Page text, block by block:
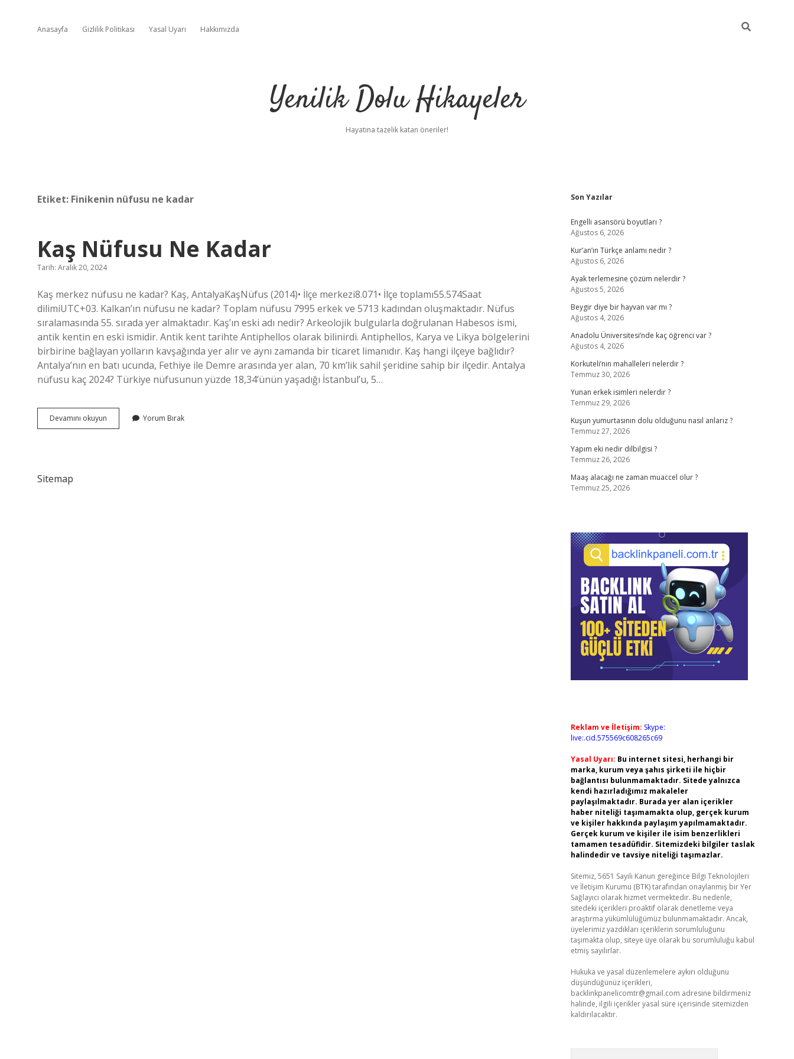
Anasayfa Gizlilik Politikası Yasal Uyarı Hakkımızda
Yenilik Dolu Hikayeler
Hayatına tazelik katan öneriler!
Etiket: Finikenin nüfusu ne kadar
Kaş Nüfusu Ne Kadar
Tarih: Aralık 20, 2024
Kaş merkez nüfusu ne kadar? Kaş, AntalyaKaşNüfus (2014)• İlçe merkezi8.071• İlçe toplamı55.574Saat
dilimiUTC+03. Kalkan’ın nüfusu ne kadar? Toplam nüfusu 7995 erkek ve 5713 kadından oluşmaktadır. Nüfus
sıralamasında 55. sırada yer almaktadır. Kaş’ın eski adı nedir? Arkeolojik bulgularla doğrulanan Habesos ismi,
antik kentin en eski ismidir. Antik kent tarihte Antiphellos olarak bilinirdi. Antiphellos, Karya ve Likya bölgelerini
birbirine bağlayan yolların kavşağında yer alır ve aynı zamanda bir ticaret limanıdır. Kaş hangi ilçeye bağlıdır?
Antalya’nın en batı ucunda, Fethiye ile Demre arasında yer alan, 70 km’lik sahil şeridine sahip bir ilçedir. Antalya
nüfusu kaç 2024? Türkiye nüfusunun yüzde 18,34’ünün yaşadığı İstanbul’u, 5…
Devamını okuyun
Nüfusu
Yorum Bırak
Sitemap
Sidebar
Son Yazılar
Engelli asansörü boyutları ?
Ağustos 6, 2026
Kur’an’ın Türkçe anlamı nedir ?
Ağustos 6, 2026
Ayak terlemesine çözüm nelerdir ?
Ağustos 5, 2026
Beygir diye bir hayvan var mı ?
Ağustos 4, 2026
Anadolu Üniversitesi’nde kaç öğrenci var ?
Ağustos 4, 2026
Korkuteli’nin mahalleleri nelerdir ?
Temmuz 30, 2026
Yunan erkek isimleri nelerdir ?
Temmuz 29, 2026
Kuşun yumurtasının dolu olduğunu nasıl anlarız ?
Temmuz 27, 2026
Yapım eki nedir dilbilgisi ?
Temmuz 26, 2026
Maaş alacağı ne zaman muaccel olur ?
Temmuz 25, 2026
Reklam ve İletişim: Skype:
live:.cid.575569c608265c69
Yasal Uyarı: Bu internet sitesi, herhangi bir
marka, kurum veya şahıs şirketi ile hiçbir
bağlantısı bulunmamaktadır. Sitede yalnızca
kendi hazırladığımız makaleler
paylaşılmaktadır. Burada yer alan içerikler
haber niteliği taşımamakta olup, gerçek kurum
ve kişiler hakkında paylaşım yapılmamaktadır.
Gerçek kurum ve kişiler ile isim benzerlikleri
tamamen tesadüfidir. Sitemizdeki bilgiler taslak
halindedir ve tavsiye niteliği taşımazlar.
Sitemiz, 5651 Sayılı Kanun gereğince Bilgi Teknolojileri
ve İletişim Kurumu (BTK) tarafından onaylanmış bir Yer
Sağlayıcı olarak hizmet vermektedir. Bu nedenle,
sitedeki içerikleri proaktif olarak denetleme veya
araştırma yükümlülüğümüz bulunmamaktadır. Ancak,
üyelerimiz yazdıkları içeriklerin sorumluluğunu
taşımakta olup, siteye üye olarak bu sorumluluğu kabul
etmiş sayılırlar.
Hukuka ve yasal düzenlemelere aykırı olduğunu
düşündüğünüz içerikleri,
backlinkpanelicomtr@gmail.com adresine bildirmeniz
halinde, ilgili içerikler yasal süre içerisinde sitemizden
kaldırılacaktır.